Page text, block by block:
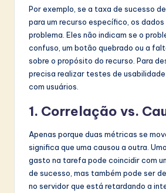
Por exemplo, se a taxa de sucesso
para um recurso específico, os dados
problema. Eles não indicam se o
confuso, um botão quebrado ou a
sobre o propósito do recurso. Para
precisa realizar testes de
com usuários.
1. Correlação vs.
Apenas porque duas métricas se
significa que uma causou a outra.
gasto na tarefa pode coincidir com
de sucesso, mas também pode ser
no servidor que está retardando a